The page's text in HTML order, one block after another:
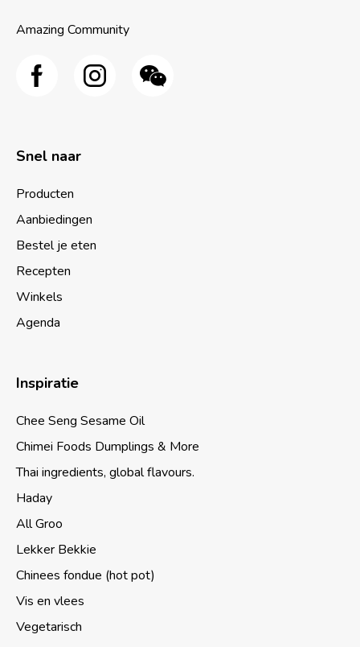
Amazing Community
Snel naar
Producten
Aanbiedingen
Bestel je eten
Recepten
Winkels
Agenda
Inspiratie
Chee Seng Sesame Oil
Chimei Foods Dumplings & More
Thai ingredients, global flavours.
Haday
All Groo
Lekker Bekkie
Chinees fondue (hot pot)
Vis en vlees
Vegetarisch